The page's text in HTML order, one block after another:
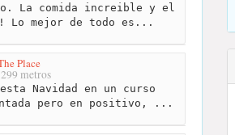
La comida increible y el
mejor de todo es...
Place
metros
Navidad en un curso
pero en positivo, ...